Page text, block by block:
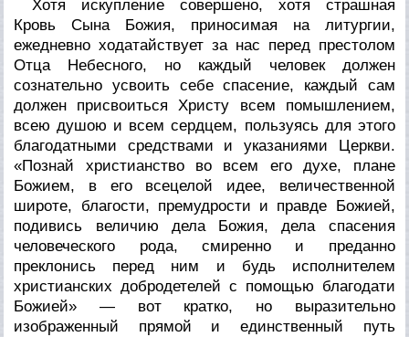
Хотя искупление совершено, хотя страшная
Кровь Сына Божия, приносимая на литургии,
ежедневно ходатайствует за нас перед престолом
Отца Небесного, но каждый человек должен
сознательно усвоить себе спасение, каждый сам
должен присвоиться Христу всем помышлением,
всею душою и всем сердцем, пользуясь для этого
благодатными средствами и указаниями Церкви.
«Познай христианство во всем его духе, плане
Божием, в его всецелой идее, величественной
широте, благости, премудрости и правде Божией,
подивись величию дела Божия, дела спасения
человеческого рода, смиренно и преданно
преклонись перед ним и будь исполнителем
христианских добродетелей с помощью благодати
Божией» — вот кратко, но выразительно
изображенный прямой и единственный путь